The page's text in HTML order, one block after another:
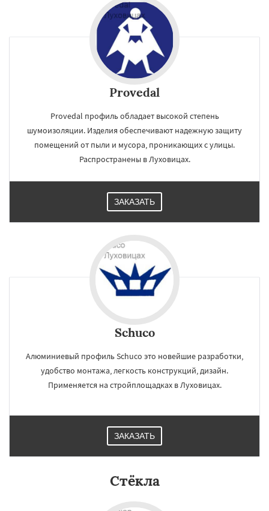
Provedal
Provedal профиль обладает высокой степень
шумоизоляции. Изделия обеспечивают надежную защиту
помещений от пыли и мусора, проникающих с улицы.
Распространены в Луховицах.
ЗАКАЗАТЬ
Schuco
Алюминиевый профиль Schuco это новейшие разработки,
удобство монтажа, легкость конструкций, дизайн.
Применяется на стройплощадках в Луховицах.
ЗАКАЗАТЬ
Стёкла